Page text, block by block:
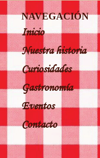
NAVEGACIÓN
Inicio
Nuestra historia
Curiosidades
Gastronomía
Eventos
Contacto